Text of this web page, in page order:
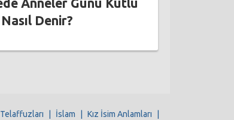
Anneler Günü Kutlu
Denir?
İslam Kız İsim Anlamları